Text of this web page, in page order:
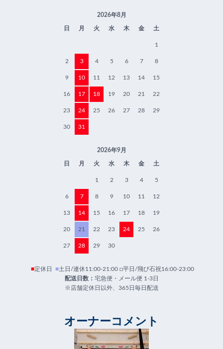
2026年8月
日 月 火 水 木 金 土
1
2 3 4 5 6 7 8
9 10 11 12 13 14 15
16 17 18 19 20 21 22
23 24 25 26 27 28 29
30 31
2026年9月
日 月 火 水 木 金 土
1 2 3 4 5
6 7 8 9 10 11 12
13 14 15 16 17 18 19
20 21 22 23 24 25 26
27 28 29 30
■定休日 ■土日/連休11:00-21:00 □平日/飛び石祝16:00-23:00
配送日数： 宅急便・メール便 1-3日
※店舗定休日以外、365日毎日配送
オーナーコメント